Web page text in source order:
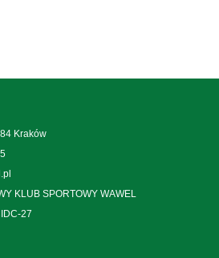
Kraków
KLUB SPORTOWY WAWEL
27